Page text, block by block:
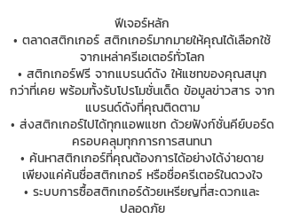
ฟีเจอร์หลัก
• ตลาดสติกเกอร์ สติกเกอร์มากมายให้คุณได้เลือกใช้
จากเหล่าครีเอเตอร์ทั่วโลก
• สติกเกอร์ฟรี จากแบรนด์ดัง ให้แชทของคุณสนุก
กว่าที่เคย พร้อมทั้งรับโปรโมชั่นเด็ด ข้อมูลข่าวสาร จาก
แบรนด์ดังที่คุณติดตาม
• ส่งสติกเกอร์ไปได้ทุกแอพแชท ด้วยฟังก์ชั่นคีย์บอร์ด
ครอบคลุมทุกการการสนทนา
• ค้นหาสติกเกอร์ที่คุณต้องการได้อย่างได้ง่ายดาย
เพียงแค่ค้นชื่อสติกเกอร์ หรือชื่อครีเตอร์ในดวงใจ
• ระบบการซื้อสติกเกอร์ด้วยเหรียญที่สะดวกและ
ปลอดภัย